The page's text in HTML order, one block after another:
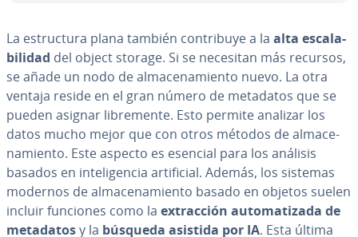
La es­tru­c­tu­ra plana también co­n­tri­bu­ye a la alta es­ca­la­
bi­li­dad del object storage. Si se necesitan más recursos,
se añade un nodo de al­ma­ce­na­mie­n­to nuevo. La otra
ventaja reside en el gran número de metadatos que se
pueden asignar li­bre­me­n­te. Esto permite analizar los
datos mucho mejor que con otros métodos de al­ma­ce­
na­mie­n­to. Este aspecto es esencial para los análisis
basados en in­te­li­ge­n­cia ar­ti­fi­cial. Además, los sistemas
modernos de al­ma­ce­na­mie­n­to basado en objetos suelen
incluir funciones como la ex­tra­c­ción au­to­ma­ti­za­da de
metadatosy la búsqueda asistida por IA. Esta última